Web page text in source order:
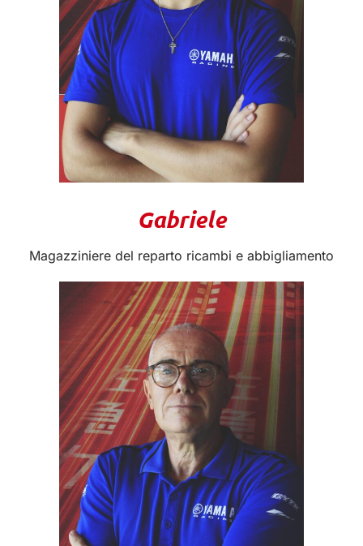
Gabriele
Magazziniere del reparto ricambi e abbigliamento